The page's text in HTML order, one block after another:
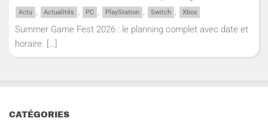
Actu , Actualités , PC , PlayStation , Switch , Xbox
Summer Game Fest 2026 : le planning complet avec date et
horaire. […]
CATÉGORIES